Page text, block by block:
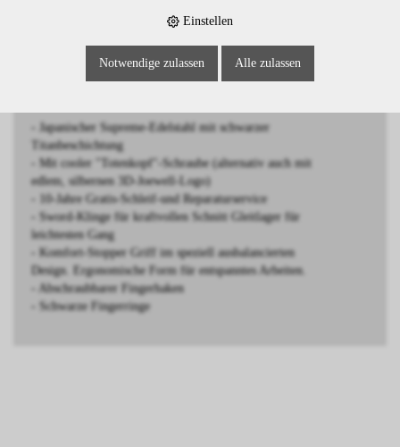
BESCHREIBUNG
- Japanischer Supreme-Edelstahl mit schwarzer
Titanbeschichtung
- Mit cooler "Totenkopf"-Schraube (alternativ auch mit
edlem, silbernen 3D-Joewell-Logo)
- 10-Jahre Gratis-Schleif-und Reparaturservice
- Sword-Klinge für kraftvollen Schnitt Gleitlager für
leichtesten Gang
- Komfort-Stopper Griff im speziell ausbalancierten
Design. Ergonomische Form für entspanntes Arbeiten.
- Abschraubbarer Fingerhaken
- Schwarze Fingerringe
Einstellen
Notwendige zulassen Alle zulassen